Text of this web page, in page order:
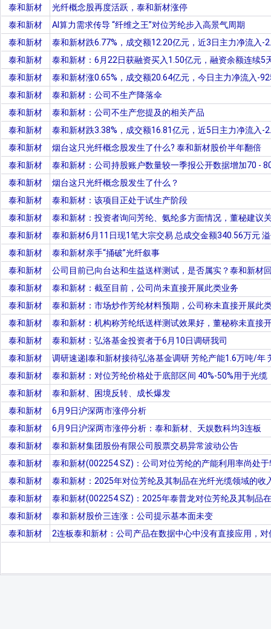
泰和新材
光纤概念股再度活跃，泰和新材涨停
泰和新材
AI算力需求传导 “纤维之王”对位芳纶步入高景气周期
泰和新材
泰和新材跌6.77%，成交额12.20亿元，近3日主力净流入-
泰和新材
泰和新材：6月22日获融资买入1.50亿元，融资余额连续5
泰和新材
泰和新材涨0.65%，成交额20.64亿元，今日主力净流入-
泰和新材
泰和新材：公司不生产降落伞
泰和新材
泰和新材：公司不生产您提及的相关产品
泰和新材
泰和新材跌3.38%，成交额16.81亿元，近5日主力净流入-
泰和新材
烟台这只光纤概念股发生了什么? 泰和新材股价半年翻倍
泰和新材
泰和新材：公司持股账户数量较一季报公开数据增加70 -
泰和新材
烟台这只光纤概念股发生了什么？
泰和新材
泰和新材：该项目正处于试生产阶段
泰和新材
泰和新材：投资者询问芳纶、氨纶多方面情况，董秘建议
泰和新材
泰和新材6月11日现1笔大宗交易 总成交金额340.56万元
泰和新材
泰和新材亲手“捅破”光纤叙事
泰和新材
公司目前已向台达和生益送样测试，是否属实？泰和新材
泰和新材
泰和新材：截至目前，公司尚未直接开展此类业务
泰和新材
泰和新材：市场炒作芳纶材料预期，公司称未直接开展此
泰和新材
泰和新材：机构称芳纶纸送样测试效果好，董秘称未直接
泰和新材
泰和新材：弘洛基金投资者于6月10日调研我司
泰和新材
调研速递|泰和新材接待弘洛基金调研 芳纶产能1.6万吨/年
泰和新材
泰和新材：对位芳纶价格处于底部区间 40%-50%用于光缆
泰和新材
泰和新材、困境反转、成长爆发
泰和新材
6月9日沪深两市涨停分析
泰和新材
6月9日沪深两市涨停分析：泰和新材、天娱数科均3连板
泰和新材
泰和新材集团股份有限公司股票交易异常波动公告
泰和新材
泰和新材(002254.SZ)：公司对位芳纶的产能利用率尚处
泰和新材
泰和新材：2025年对位芳纶及其制品在光纤光缆领域的收
泰和新材
泰和新材(002254.SZ)：2025年泰普龙对位芳纶及其制品
泰和新材
泰和新材股价三连涨：公司提示基本面未变
泰和新材
2连板泰和新材：公司产品在数据中心中没有直接应用，